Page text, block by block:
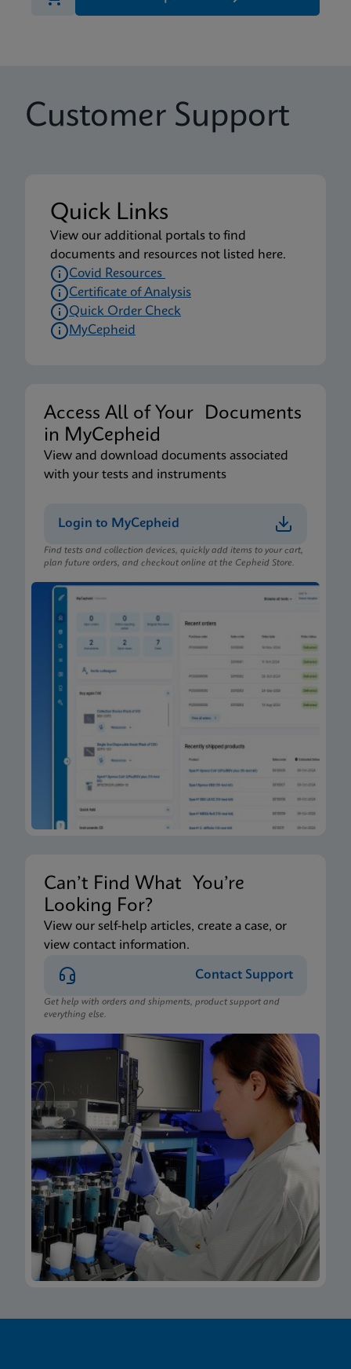
Customer Support
Quick Links
View our additional portals to find
documents and resources not listed here.
Covid Resources
Certificate of Analysis
Quick Order Check
MyCepheid
Access All of Your Documents
in MyCepheid
View and download documents associated
with your tests and instruments
Login to MyCepheid
Find tests and collection devices, quickly add items to your cart,
plan future orders, and checkout online at the Cepheid Store.
Can’t Find What You’re
Looking For?
View our self-help articles, create a case, or
view contact information.
Contact Support
Get help with orders and shipments, product support and
everything else.